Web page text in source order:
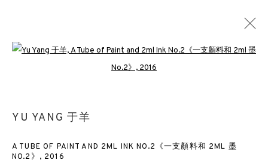
概覽 作品 展覽
香港畫廊
Open a larger version of the
YU YANG 于羊
A TUBE OF PAINT AND 2ML INK NO.2《一支顏料和 2ML 墨
NO.2》 , 2016